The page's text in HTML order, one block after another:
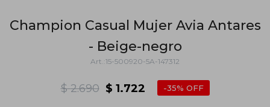
Champion Casual Mujer Avia Antares
- Beige-negro
15-500920-5A-147312
$ 1.722
$ 2.690 35